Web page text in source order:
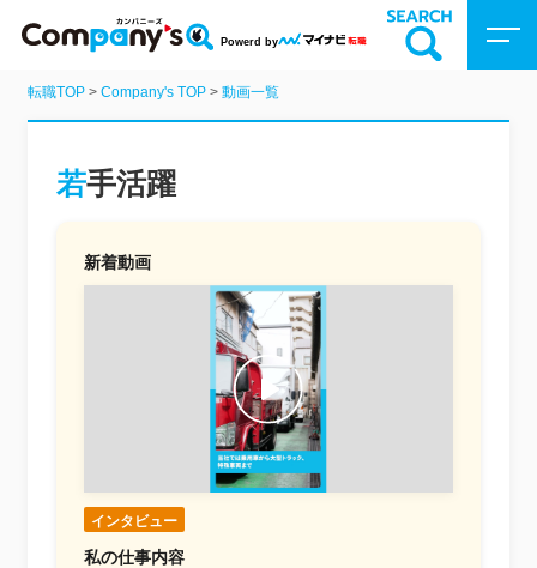
Powerd by
Company’sトップ
企業を検索
動画を探す
転職TOP > Company's TOP > 動画一覧
若手活躍
新着動画
インタビュー
私の仕事内容